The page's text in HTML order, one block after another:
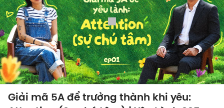
Giải mã 5A để trưởng thành khi yêu: